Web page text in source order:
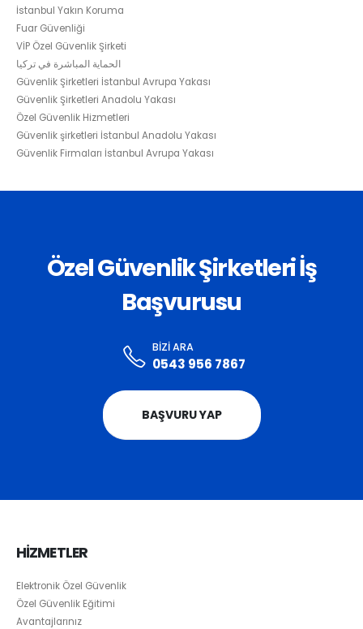
İstanbul Yakın Koruma
Fuar Güvenliği
VİP Özel Güvenlik Şirketi
الحماية المباشرة في تركيا
Güvenlik Şirketleri İstanbul Avrupa Yakası
Güvenlik Şirketleri Anadolu Yakası
Özel Güvenlik Hizmetleri
Güvenlik şirketleri İstanbul Anadolu Yakası
Güvenlik Firmaları İstanbul Avrupa Yakası
Özel Güvenlik Şirketleri İş
Başvurusu
BIZI ARA
0543 956 7867
BAŞVURU YAP
HİZMETLER
Elektronik Özel Güvenlik
Özel Güvenlik Eğitimi
Avantajlarınız